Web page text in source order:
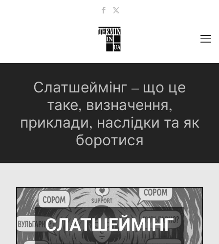
Слатшеймінг – що це
таке, визначення,
приклади, наслідки та як
боротися